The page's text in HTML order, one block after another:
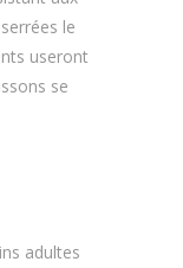
le
useront
se
adultes